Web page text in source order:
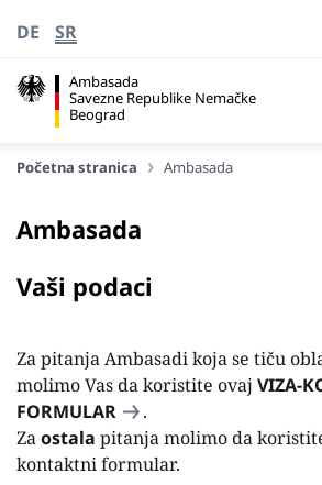
Ambasada
Savezne Republike Nemačke
Beograd
DE SR
Početna stranica Ambasada
Ambasada
Vaši podaci
Za pitanja Ambasadi koja se tiču
molimo Vas da koristite ovaj VIZA-
FORMULAR
.
Zaostala pitanja molimo da
kontaktni formular.